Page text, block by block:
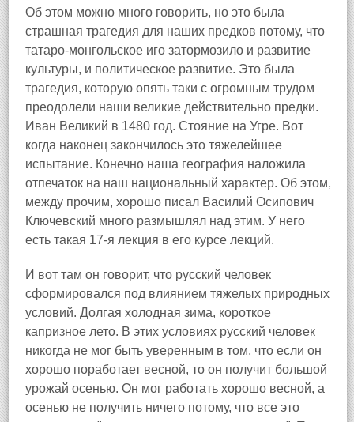
Об этом можно много говорить, но это была
страшная трагедия для наших предков потому, что
татаро-монгольское иго затормозило и развитие
культуры, и политическое развитие. Это была
трагедия, которую опять таки с огромным трудом
преодолели наши великие действительно предки.
Иван Великий в 1480 год. Стояние на Угре. Вот
когда наконец закончилось это тяжелейшее
испытание. Конечно наша география наложила
отпечаток на наш национальный характер. Об этом,
между прочим, хорошо писал Василий Осипович
Ключевский много размышлял над этим. У него
есть такая 17-я лекция в его курсе лекций.
И вот там он говорит, что русский человек
сформировался под влиянием тяжелых природных
условий. Долгая холодная зима, короткое
капризное лето. В этих условиях русский человек
никогда не мог быть уверенным в том, что если он
хорошо поработает весной, то он получит большой
урожай осенью. Он мог работать хорошо весной, а
осенью не получить ничего потому, что все это